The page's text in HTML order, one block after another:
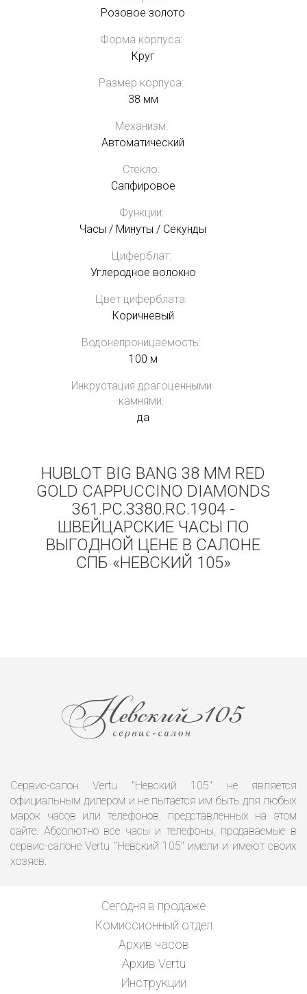
Розовое золото
Форма корпуса:
Круг
Размер корпуса:
38 мм
Механизм:
Автоматический
Стекло:
Сапфировое
Функции:
Часы / Минуты / Секунды
Циферблат:
Углеродное волокно
Цвет циферблата:
Коричневый
Водонепроницаемость:
100 м
Инкрустация драгоценными
камнями:
да
HUBLOT BIG BANG 38 MM RED
GOLD CAPPUCCINO DIAMONDS
361.PC.3380.RC.1904 -
ШВЕЙЦАРСКИЕ ЧАСЫ ПО
ВЫГОДНОЙ ЦЕНЕ В САЛОНЕ
СПБ «НЕВСКИЙ 105»
Сервис-салон Vertu "Невский 105" не является
официальным дилером и не пытается им быть для любых
марок часов или телефонов, представленных на этом
сайте. Абсолютно все часы и телефоны, продаваемые в
сервис-салоне Vertu "Невский 105" имели и имеют своих
хозяев.
Сегодня в продаже
Комиссионный отдел
Архив часов
Архив Vertu
Инструкции